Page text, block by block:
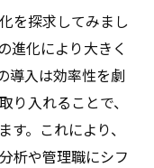
たな成長のチャ
を探求してみまし
進化により大きく
導入は効率性を劇
り入れることで、
。これにより、
析や管理職にシフ